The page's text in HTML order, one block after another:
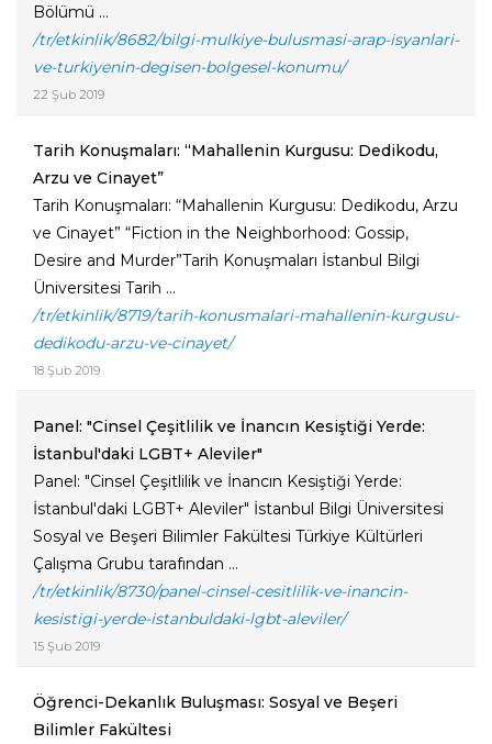
Bölümü ...
/tr/etkinlik/8682/bilgi-mulkiye-bulusmasi-arap-isyanlari-
ve-turkiyenin-degisen-bolgesel-konumu/
22 Şub 2019
Tarih Konuşmaları: “Mahallenin Kurgusu: Dedikodu,
Arzu ve Cinayet”
Tarih Konuşmaları: “Mahallenin Kurgusu: Dedikodu, Arzu
ve Cinayet” “Fiction in the Neighborhood: Gossip,
Desire and Murder”Tarih Konuşmaları İstanbul Bilgi
Üniversitesi Tarih ...
/tr/etkinlik/8719/tarih-konusmalari-mahallenin-kurgusu-
dedikodu-arzu-ve-cinayet/
18 Şub 2019
Panel: "Cinsel Çeşitlilik ve İnancın Kesiştiği Yerde:
İstanbul'daki LGBT+ Aleviler"
Panel: "Cinsel Çeşitlilik ve İnancın Kesiştiği Yerde:
İstanbul'daki LGBT+ Aleviler" İstanbul Bilgi Üniversitesi
Sosyal ve Beşeri Bilimler Fakültesi Türkiye Kültürleri
Çalışma Grubu tarafından ...
/tr/etkinlik/8730/panel-cinsel-cesitlilik-ve-inancin-
kesistigi-yerde-istanbuldaki-lgbt-aleviler/
15 Şub 2019
Öğrenci-Dekanlık Buluşması: Sosyal ve Beşeri
Bilimler Fakültesi